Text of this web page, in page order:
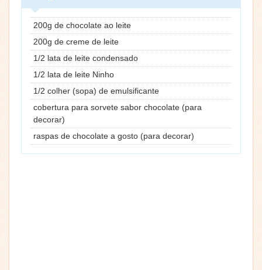
200g de chocolate ao leite
200g de creme de leite
1/2 lata de leite condensado
1/2 lata de leite Ninho
1/2 colher (sopa) de emulsificante
cobertura para sorvete sabor chocolate (para
decorar)
raspas de chocolate a gosto (para decorar)